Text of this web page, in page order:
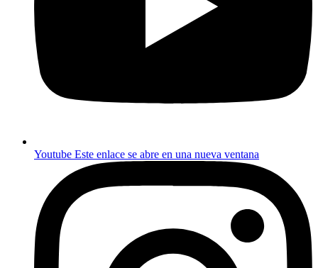
Youtube Este enlace se abre en una nueva ventana